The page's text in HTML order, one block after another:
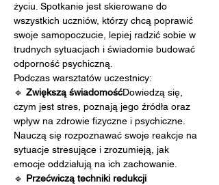
życiu. Spotkanie jest skierowane do
wszystkich uczniów, którzy chcą poprawić
swoje samopoczucie, lepiej radzić sobie w
trudnych sytuacjach i świadomie budować
odporność psychiczną.
Podczas warsztatów uczestnicy:
🔹 Zwiększą świadomośćDowiedzą się,
czym jest stres, poznają jego źródła oraz
wpływ na zdrowie fizyczne i psychiczne.
Nauczą się rozpoznawać swoje reakcje na
sytuacje stresujące i zrozumieją, jak
emocje oddziałują na ich zachowanie.
🔹 Przećwiczą techniki redukcji